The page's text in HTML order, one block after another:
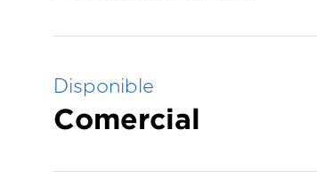
Disponible
Comercial